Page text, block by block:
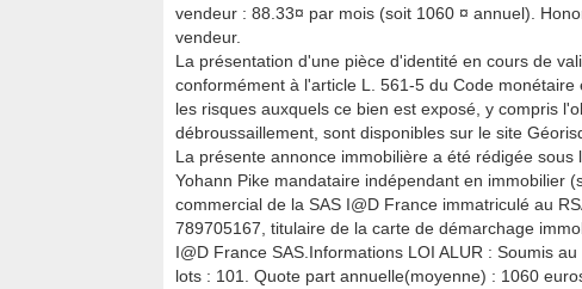
vendeur : 88.33¤ par mois (soit 1060 ¤ annuel).
vendeur.
La présentation d'une pièce d'identité en cours de
conformément à l'article L. 561-5 du Code
les risques auxquels ce bien est exposé, y compris
débroussaillement, sont disponibles sur le site
La présente annonce immobilière a été rédigée sous
Yohann Pike mandataire indépendant en immobilier
commercial de la SAS I@D France immatriculé au
789705167, titulaire de la carte de démarchage
I@D France SAS.Informations LOI ALUR : Soumis
lots : 101. Quote part annuelle(moyenne) : 1060